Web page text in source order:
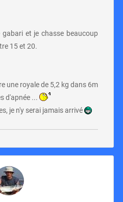
et je chasse beaucoup
15 et 20.
une royale de 5,2 kg dans 6m
d'apnée ...
je n'y serai jamais arrivé